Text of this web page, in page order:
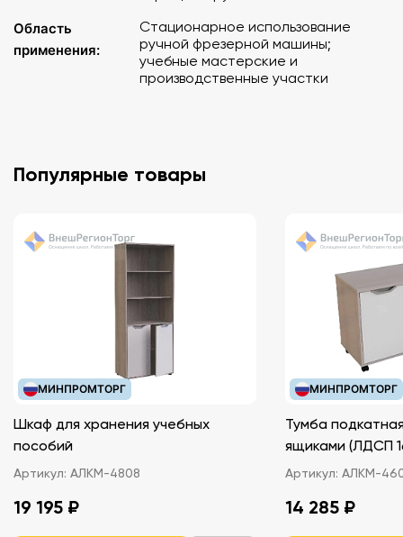
Область
применения:
Стационарное использование
ручной фрезерной машины;
учебные мастерские и
производственные участки
Популярные товары
МИНПРОМТОРГ
Шкаф для хранения учебных
пособий
Артикул: АЛКМ-4808
19 195 ₽
МИНПРОМТОРГ
Тумба
ящиками
Артикул: АЛКМ-
14 285 ₽